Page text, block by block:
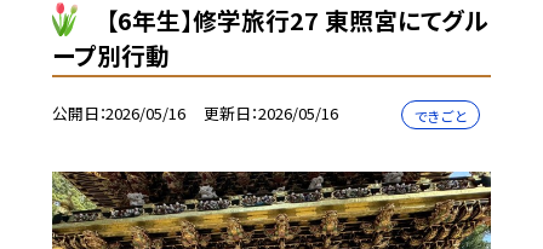
【6年生】修学旅行27 東照宮にてグル
ープ別行動
公開日 2026/05/16 更新日 2026/05/16 できごと